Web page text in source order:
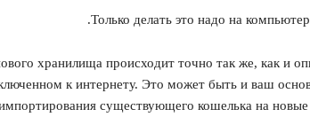
Только делать это надо на
хранилища происходит точно так же, как и
к интернету. Это может быть и ваш
существующего кошелька на